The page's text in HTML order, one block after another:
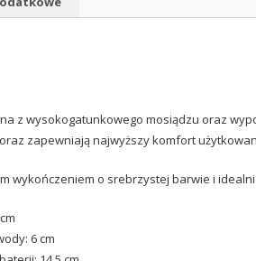
z wysokogatunkowego mosiądzu oraz
zapewniają najwyższy komfort
wykończeniem o srebrzystej barwie i
6 cm